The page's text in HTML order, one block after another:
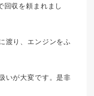
回収を頼まれまし
渡り、エンジンをふ
いが大変です。是非